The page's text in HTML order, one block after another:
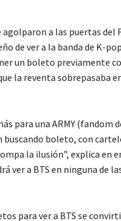
agolparon a las puertas
de ver a la banda de K-
un boleto previamente
la reventa sobrepasaba
para una ARMY (fandom
buscando boleto, con
la ilusión”, explica en
ver a BTS en ninguna de
para ver a BTS se